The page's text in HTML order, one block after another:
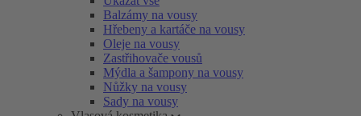
Balzámy na vousy
Hřebeny a kartáče na vousy
Oleje na vousy
Zastřihovače vousů
Mýdla a šampony na vousy
Nůžky na vousy
Sady na vousy